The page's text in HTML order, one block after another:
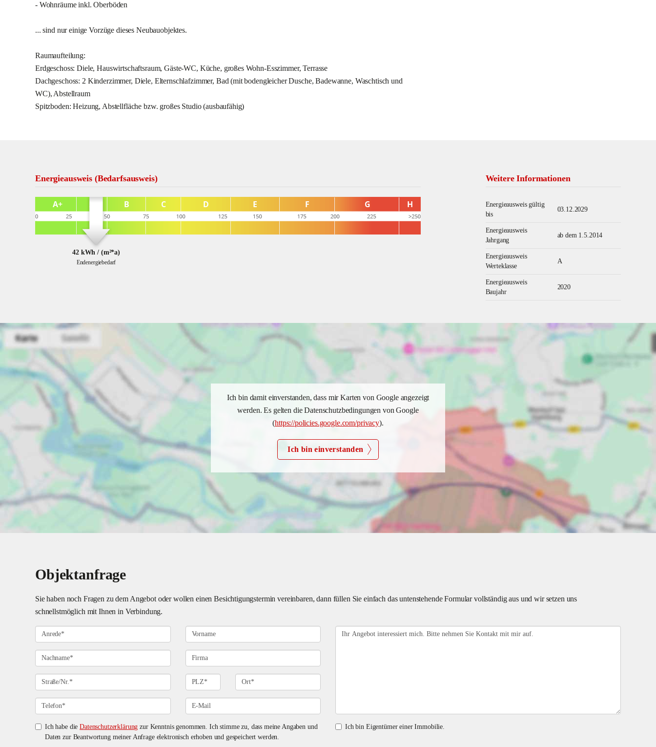
- Wohnräume inkl. Oberböden
... sind nur einige Vorzüge dieses Neubauobjektes.
Raumaufteilung:
Erdgeschoss: Diele, Hauswirtschaftsraum, Gäste-WC, Küche, großes Wohn-Esszimmer, Terrasse
Dachgeschoss: 2 Kinderzimmer, Diele, Elternschlafzimmer, Bad (mit bodengleicher Dusche, Badewanne, Waschtisch und
WC), Abstellraum
Spitzboden: Heizung, Abstellfläche bzw. großes Studio (ausbaufähig)
Energieausweis (Bedarfsausweis)
42 kWh / (m²*a)
Endenergiebedarf
Weitere Informationen
Energieausweis gültig
bis
03.12.2029
Energieausweis
Jahrgang
ab dem 1.5.2014
Energieausweis
Werteklasse
A
Energieausweis
Baujahr
2020
Ich bin damit einverstanden, dass mir Karten von Google angezeigt
werden. Es gelten die Datenschutzbedingungen von Google
(https://policies.google.com/privacy).
Ich bin einverstanden
Objektanfrage
Sie haben noch Fragen zu dem Angebot oder wollen einen Besichtigungstermin vereinbaren, dann füllen Sie einfach das untenstehende Formular vollständig aus und wir setzen uns
schnellstmöglich mit Ihnen in Verbindung.
Ich habe dieDatenschutzerklärung zur Kenntnis genommen. Ich stimme zu, dass meine Angaben und
Daten zur Beantwortung meiner Anfrage elektronisch erhoben und gespeichert werden.
Ich bin Eigentümer einer Immobilie.